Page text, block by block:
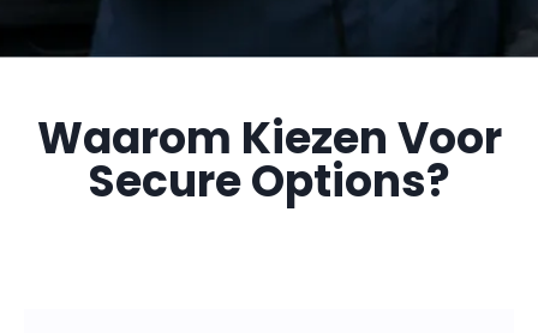
Waarom Kiezen Voor
Secure Options?